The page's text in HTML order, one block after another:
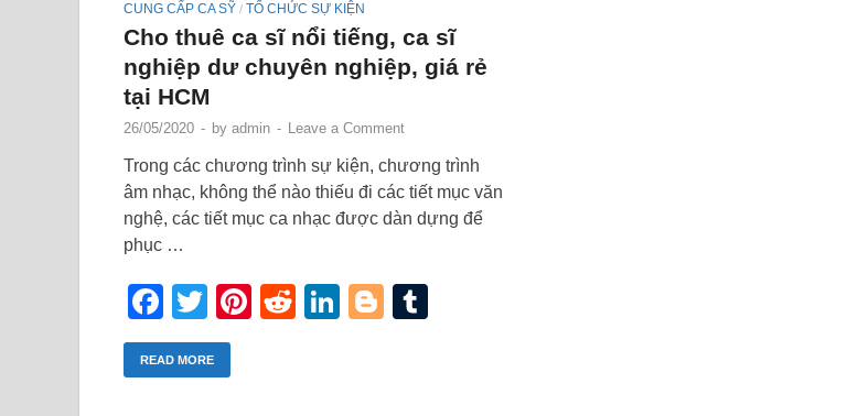
CUNG CẤP CA SỸ / TỔ CHỨC SỰ KIỆN
Cho thuê ca sĩ nổi tiếng, ca sĩ
nghiệp dư chuyên nghiệp, giá rẻ
tại HCM
26/05/2020 - by admin - Leave a Comment
Trong các chương trình sự kiện, chương trình
âm nhạc, không thể nào thiếu đi các tiết mục văn
nghệ, các tiết mục ca nhạc được dàn dựng để
phục …
Facebook
Twitter
Pinterest
RedditLinkedIn
Blogger
READ MORE